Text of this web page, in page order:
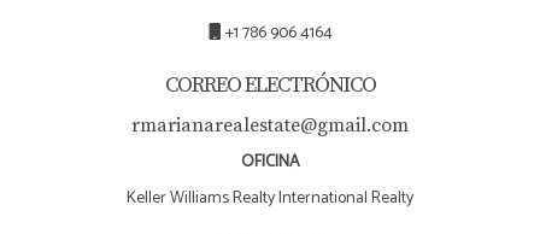
+1 786 906 4164
CORREO ELECTRÓNICO
rmarianarealestate@gmail.com
OFICINA
Keller Williams Realty International Realty